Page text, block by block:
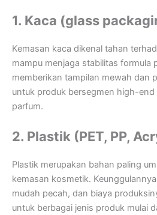
1. Kaca (glass
Kemasan kaca dikenal tahan
mampu menjaga stabilitas formula
memberikan tampilan mewah dan
untuk produk bersegmen high-end
parfum.
2. Plastik (PET, PP,
Plastik merupakan bahan paling
kemasan kosmetik.
mudah pecah, dan biaya
untuk berbagai jenis produk mulai